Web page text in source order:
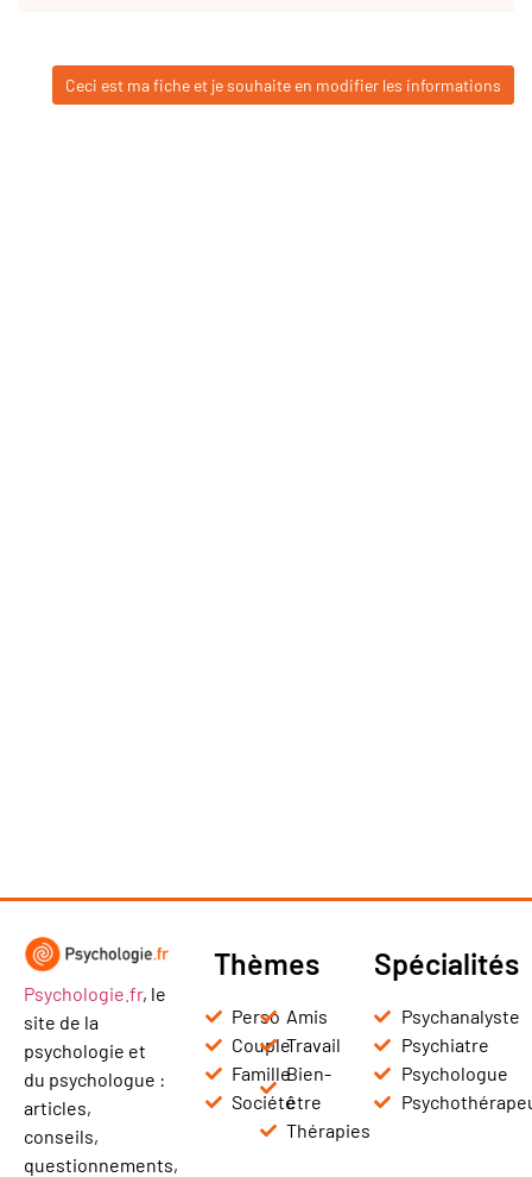
Ceci est ma fiche et je souhaite en modifier les informations
Psychologie.fr, le
site de la
psychologie et
du psychologue :
articles,
conseils,
questionnements,
Thèmes
Perso
Couple
Famille
Société
Amis
Travail
Bien-
être
Thérapies
Spécialités
Psychanalyste
Psychiatre
Psychologue